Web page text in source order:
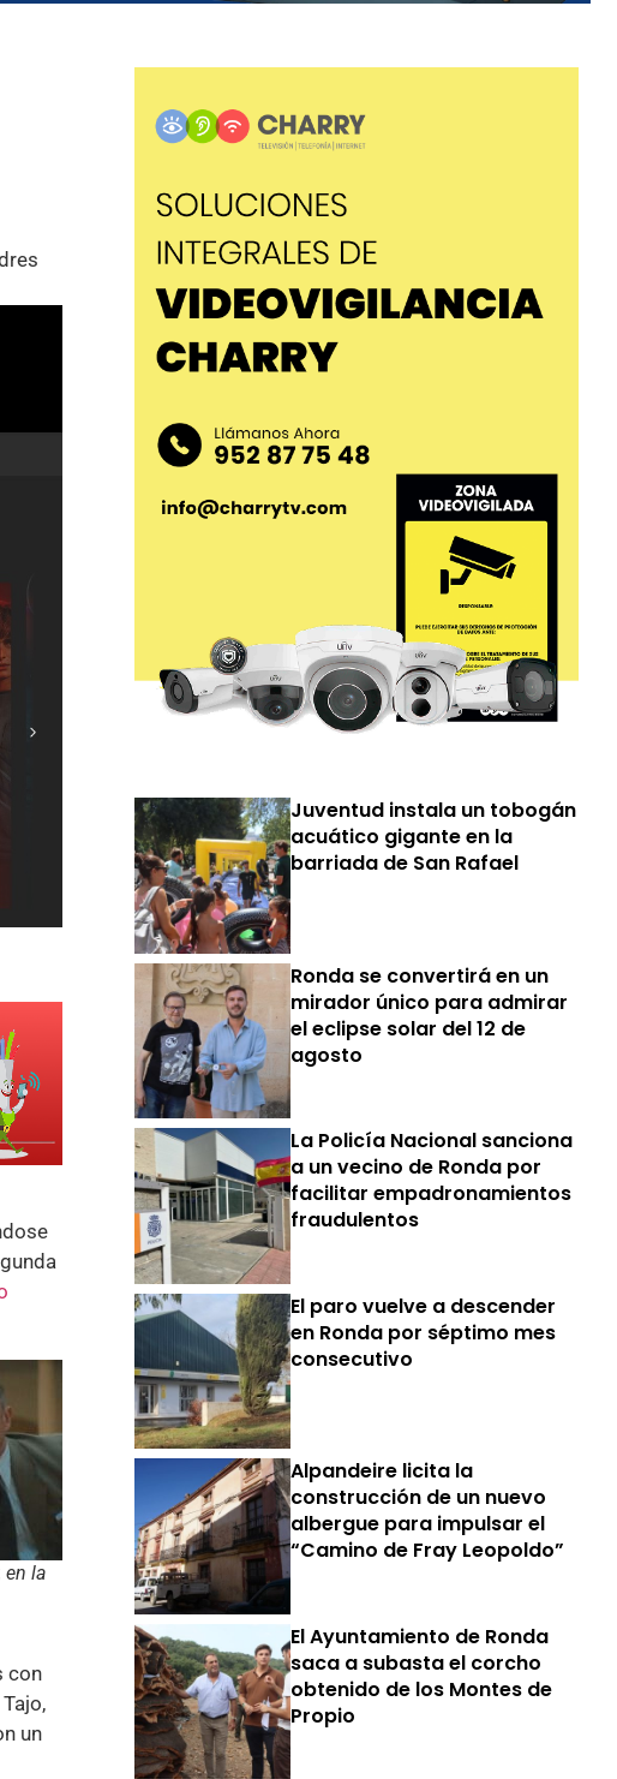
en la
con
un
Juventud instala un tobogán
acuático gigante en la
barriada de San Rafael
Ronda se convertirá en un
mirador único para admirar
el eclipse solar del 12 de
agosto
La Policía Nacional sanciona
a un vecino de Ronda por
facilitar empadronamientos
fraudulentos
El paro vuelve a descender
en Ronda por séptimo mes
consecutivo
Alpandeire licita la
construcción de un nuevo
albergue para impulsar el
“Camino de Fray Leopoldo”
El Ayuntamiento de Ronda
saca a subasta el corcho
obtenido de los Montes de
Propio